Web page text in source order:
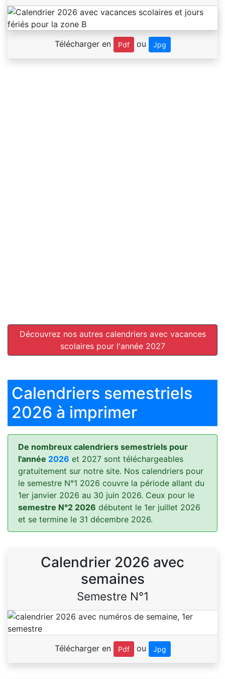
Télécharger en Pdf ou Jpg
Découvrez nos autres calendriers avec vacances
scolaires pour l'année 2027
Calendriers semestriels
2026 à imprimer
De nombreux calendriers semestriels pour
l'année 2026 et 2027 sont téléchargeables
gratuitement sur notre site. Nos calendriers pour
le semestre N°1 2026 couvre la période allant du
1er janvier 2026 au 30 juin 2026. Ceux pour le
semestre N°2 2026 débutent le 1er juillet 2026
et se termine le 31 décembre 2026.
Calendrier 2026 avec
semaines
Semestre N°1
Télécharger en Pdf ou Jpg